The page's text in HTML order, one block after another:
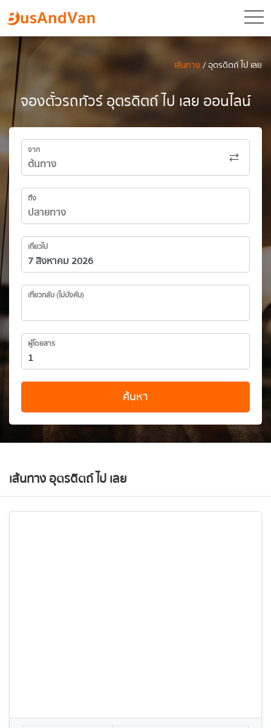
เส้นทาง/ อุตรดิตถ์ ไป เลย
จองตั๋วรถทัวร์ อุตรดิตถ์ ไป เลย ออนไลน์
จาก
ถึง
เที่ยวไป
เที่ยวกลับ (ไม่บังคับ)
ผู้โดยสาร
ค้นหา
เส้นทาง อุตรดิตถ์ ไป เลย